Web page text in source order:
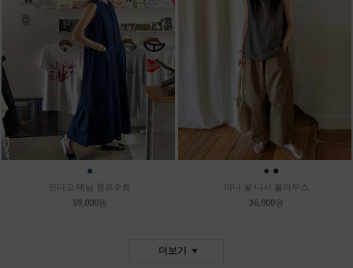
●
인디고 데님 점프수트
59,000원
● ●
미니 꽃 나시 블라우스
36,000원
더보기